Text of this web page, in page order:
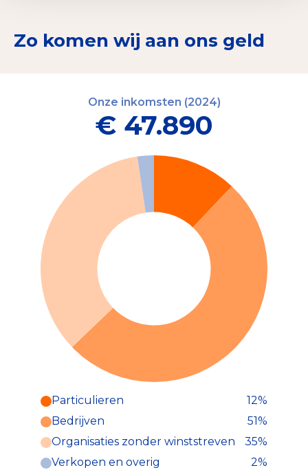
Zo komen wij aan ons geld
Onze inkomsten (2024)
€ 47.890
Particulieren (12%)
Deze inkomsten zijn als volgt
onderverdeeld:
Particulieren
12%
Bedrijven
51%
Organisaties zonder winststreven
35%
Verkopen en overig
2%